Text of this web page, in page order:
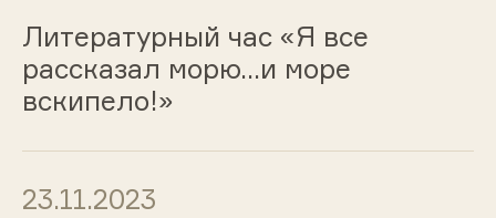
Литературный час «Я все
рассказал морю...и море
вскипело!»
23.11.2023